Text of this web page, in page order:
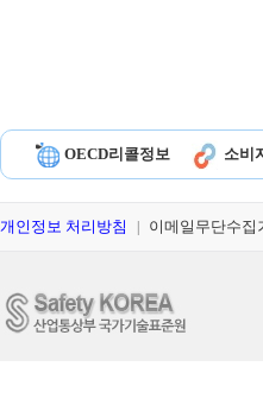
OECD리콜정보 소비
개인정보 처리방침 이메일무단수집